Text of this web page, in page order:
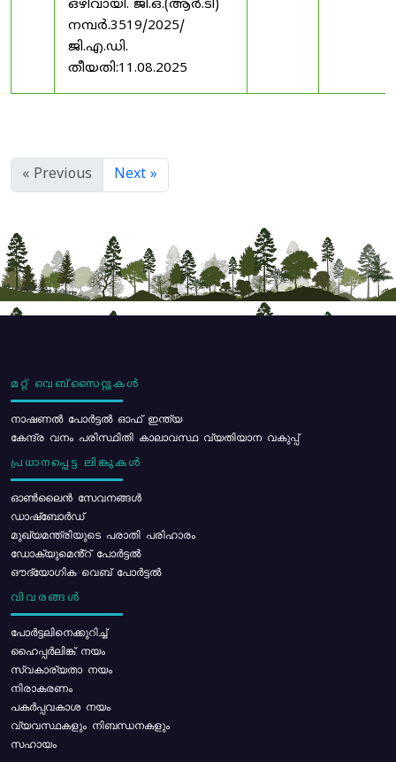
ഒഴിവായി. ജി.ഒ.(ആർ.ടി)
നമ്പർ.3519/2025/
ജി.എ.ഡി.
തീയതി:11.08.2025
« Previous Next »
മറ്റ് വെബ്സൈറ്റുകൾ
നാഷണൽ പോർട്ടൽ ഓഫ് ഇന്ത്യ
കേന്ദ്ര വനം പരിസ്ഥിതി കാലാവസ്ഥ വ്യതിയാന വകുപ്പ്
പ്രധാനപ്പെട്ട ലിങ്കുകൾ
ഓൺലൈൻ സേവനങ്ങൾ
ഡാഷ്ബോർഡ്
മുഖ്യമന്ത്രിയുടെ പരാതി പരിഹാരം
ഡോക്യുമെൻ്റ് പോർട്ടൽ
ഔദ്യോഗിക വെബ് പോർട്ടൽ
വിവരങ്ങൾ
പോര്‍ട്ടലിനെക്കുറിച്ച്
ഹൈപ്പർലിങ്ക് നയം
സ്വകാര്യതാ നയം
നിരാകരണം
പകർപ്പവകാശ നയം
വ്യവസ്ഥകളും നിബന്ധനകളും
സഹായം